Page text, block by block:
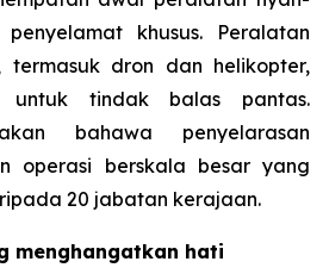
khusus. Peralatan
termasuk dron dan helikopter,
untuk tindak balas pantas.
bahawa penyelarasan
operasi berskala besar yang
20 jabatan kerajaan.
menghangatkan hati